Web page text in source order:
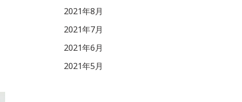
2021年8月
2021年7月
2021年6月
2021年5月